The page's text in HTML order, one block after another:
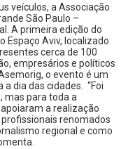
veículos, a Associação
São Paulo –
A primeira edição do
Espaço Aviv, localizado
cerca de 100
empresários e políticos
o evento é um
dia das cidades. “Foi
mas para toda a
a realização
renomados
regional e como